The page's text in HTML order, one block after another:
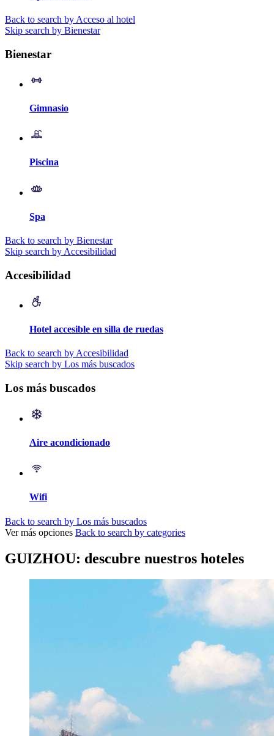
Back to search by Acceso al hotel
Skip search by Bienestar
Bienestar
Gimnasio
Piscina
Spa
Back to search by Bienestar
Skip search by Accesibilidad
Accesibilidad
Hotel accesible en silla de ruedas
Back to search by Accesibilidad
Skip search by Los más buscados
Los más buscados
Aire acondicionado
Wifi
Back to search by Los más buscados
Ver más opciones Back to search by categories
GUIZHOU: descubre nuestros hoteles